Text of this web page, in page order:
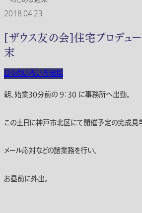
2018.04.23
[ザウス友の会]住宅プロデュ
末
日々のいろいろ現場
朝、始業30分前の 9：30 に事務所へ出勤。
この土日に神戸市北区にて開催予定の完成見
メール応対などの諸業務を行い、
お昼前に外出。